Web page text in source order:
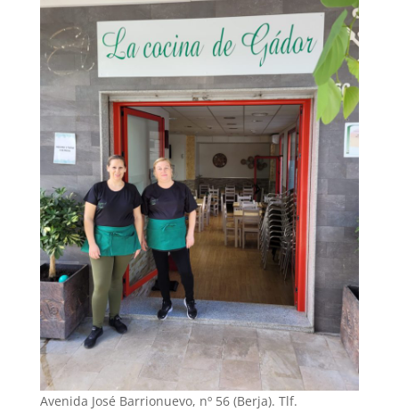
Avenida José Barrionuevo, nº 56 (Berja). Tlf.